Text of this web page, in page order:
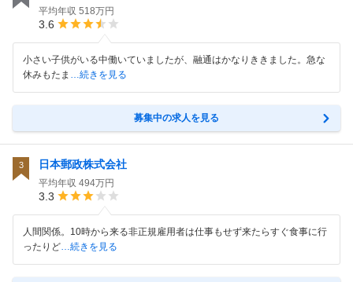
平均年収 518万円
3.6
小さい子供がいる中働いていましたが、融通はかなりききました。急な
休みもたま …続きを見る
募集中の求人を見る
3 日本郵政株式会社
平均年収 494万円
3.3
人間関係。10時から来る非正規雇用者は仕事もせず来たらすぐ食事に行
ったりど…続きを見る